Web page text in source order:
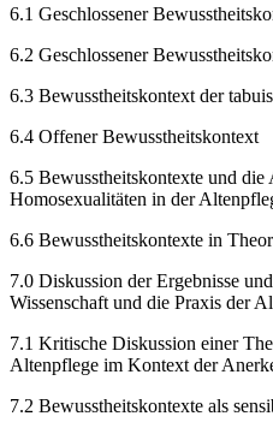
6.1 Geschlossener
6.2 Geschlossener
6.3 Bewusstheitskontext der
6.4 Offener Bewusstheitskontext
6.5 Bewusstheitskontexte und die
Homosexualitäten in der
6.6 Bewusstheitskontexte in
7.0 Diskussion der Ergebnisse
Wissenschaft und die Praxis der
7.1 Kritische Diskussion einer
Altenpflege im Kontext der
7.2 Bewusstheitskontexte als